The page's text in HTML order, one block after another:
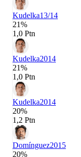
Kudelka13/14
21%
1,0 Ptn
Kudelka2014
21%
1,0 Ptn
Kudelka2014
20%
1,2 Ptn
Domínguez2015
20%